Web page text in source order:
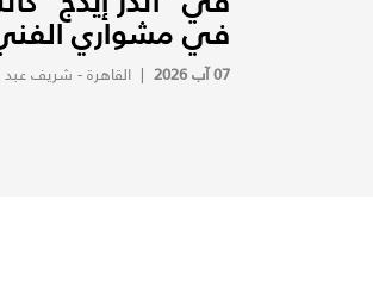
في مشواري
07 آب 2026 |القاهرة - شريف عبد